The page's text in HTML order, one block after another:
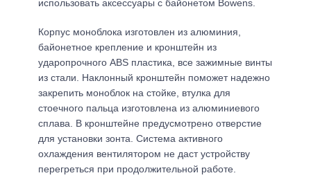
использовать аксессуары с байонетом Bowens.
Корпус моноблока изготовлен из алюминия,
байонетное крепление и кронштейн из
ударопрочного ABS пластика, все зажимные винты
из стали. Наклонный кронштейн поможет надежно
закрепить моноблок на стойке, втулка для
стоечного пальца изготовлена из алюминиевого
сплава. В кронштейне предусмотрено отверстие
для установки зонта. Система активного
охлаждения вентилятором не даст устройству
перегреться при продолжительной работе.